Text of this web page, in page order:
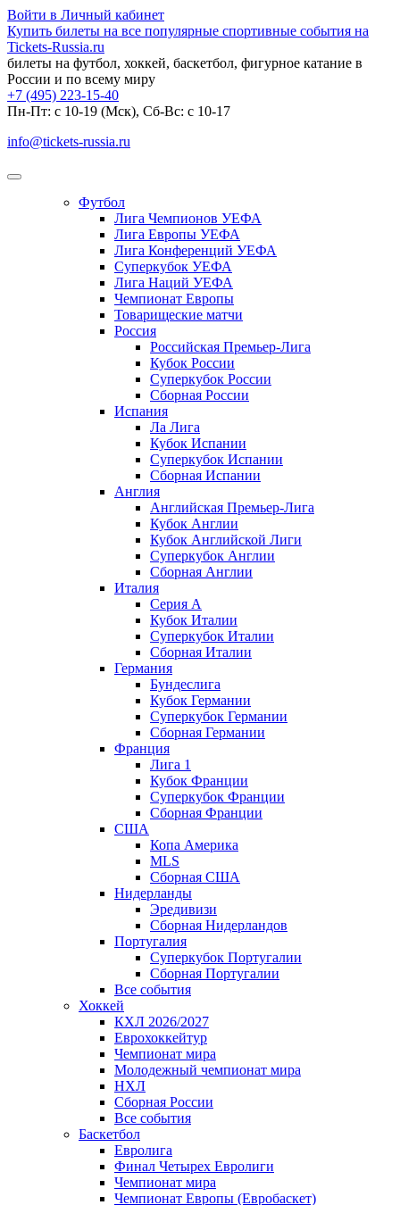
Войти в Личный кабинет
Купить билеты на все популярные спортивные события на
Tickets-Russia.ru
билеты на футбол, хоккей, баскетбол, фигурное катание в
России и по всему миру
+7 (495) 223-15-40
Пн-Пт: c 10-19 (Мск), Сб-Вс: с 10-17
info@tickets-russia.ru
Футбол
Лига Чемпионов УЕФА
Лига Европы УЕФА
Лига Конференций УЕФА
Суперкубок УЕФА
Лига Наций УЕФА
Чемпионат Европы
Товарищеские матчи
Россия
Российская Премьер-Лига
Кубок России
Суперкубок России
Сборная России
Испания
Ла Лига
Кубок Испании
Суперкубок Испании
Сборная Испании
Англия
Английская Премьер-Лига
Кубок Англии
Кубок Английской Лиги
Суперкубок Англии
Сборная Англии
Италия
Серия А
Кубок Италии
Суперкубок Италии
Сборная Италии
Германия
Бундеслига
Кубок Германии
Суперкубок Германии
Сборная Германии
Франция
Лига 1
Кубок Франции
Суперкубок Франции
Сборная Франции
США
Копа Америка
MLS
Сборная США
Нидерланды
Эредивизи
Сборная Нидерландов
Португалия
Суперкубок Португалии
Сборная Португалии
Все события
Хоккей
КХЛ 2026/2027
Еврохоккейтур
Чемпионат мира
Молодежный чемпионат мира
НХЛ
Сборная России
Все события
Баскетбол
Евролига
Финал Четырех Евролиги
Чемпионат мира
Чемпионат Европы (Евробаскет)